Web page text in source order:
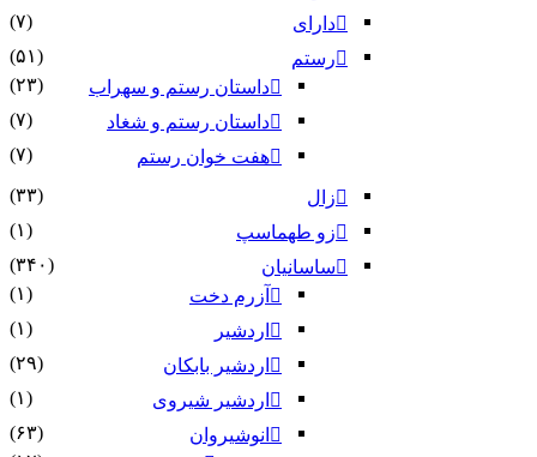
دارای
(۷)
رستم
(۵۱)
داستان رستم و سهراب
(۲۳)
داستان رستم و شغاد
(۷)
هفت خوان رستم‏
(۷)
زال
(۳۳)
زو طهماسپ‏
(۱)
ساسانیان
(۳۴۰)
آزرم دخت
(۱)
اردشیر
(۱)
اردشیر بابکان
(۲۹)
اردشیر شیروی
(۱)
انوشیروان
(۶۳)